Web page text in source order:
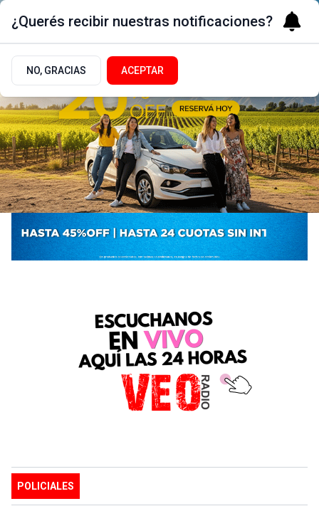
POLICIALES
¿Querés recibir nuestras notificaciones?
NO, GRACIAS ACEPTAR